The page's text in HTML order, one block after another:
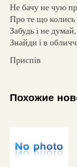
Не бачу не чую
Про те що колись
Забудь і не
Знайди і в
Приспів
Похожие